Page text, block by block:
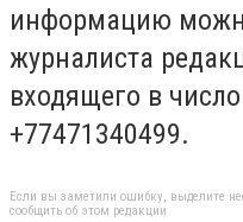
информацию
журналиста
входящего в
+77471340499.
Если вы заметили ошибку, выделите
сообщить об этом редакции